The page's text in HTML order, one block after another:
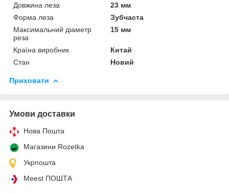
Довжина леза
23 мм
Форма леза
Зубчаста
Максимальний діаметр
реза
15 мм
Країна виробник
Китай
Стан
Новий
Приховати
Умови доставки
Нова Пошта
Магазини Rozetka
Укрпошта
Meest ПОШТА